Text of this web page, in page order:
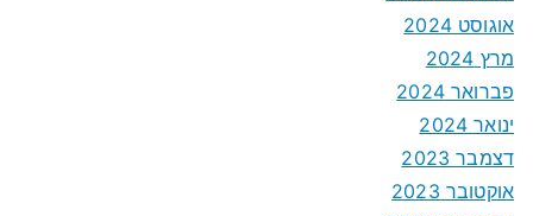
אוגוסט 2024
מרץ 2024
פברואר 2024
ינואר 2024
דצמבר 2023
אוקטובר 2023